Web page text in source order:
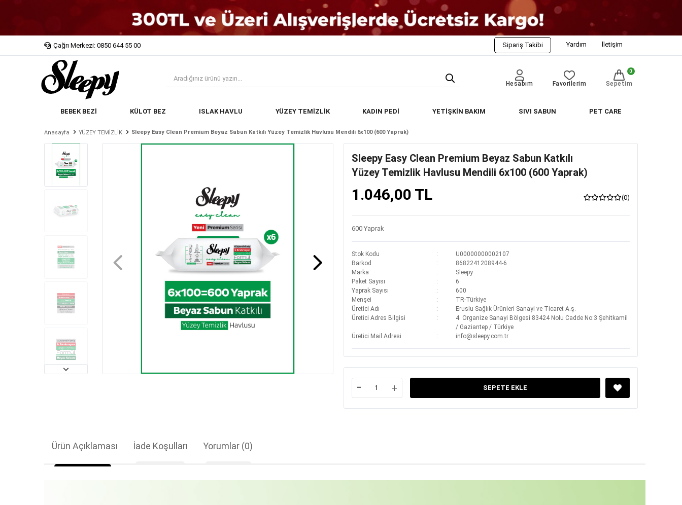
Çağrı Merkezi: 0850 644 55 00 Sipariş Takibi Yardım İletişim
Hesabım Favorilerim Sepetim
0
BEBEK BEZİ KÜLOT BEZ ISLAK HAVLU YÜZEY TEMİZLİK KADIN PEDİ YETİŞKİN BAKIM SIVI SABUN PET CARE
Anasayfa YÜZEY TEMİZLİK Sleepy Easy Clean Premium Beyaz Sabun Katkılı Yüzey Temizlik Havlusu Mendili 6x100 (600 Yaprak)
Sleepy Easy Clean Premium Beyaz Sabun Katkılı
Yüzey Temizlik Havlusu Mendili 6x100 (600 Yaprak)
1.046,00 TL (0)
600 Yaprak
Stok Kodu
U00000000002107
Barkod
8682241208944-6
Marka
Sleepy
Paket Sayısı
6
Yaprak Sayısı
600
Menşei
TR-Türkiye
Üretici Adı
Eruslu Sağlık Ürünleri Sanayi ve Ticaret A.ş.
Üretici Adres Bilgisi
4. Organize Sanayi Bölgesi 83424 Nolu Cadde No:3 Şehitkamil
/ Gaziantep / Türkiye
Üretici Mail Adresi
info@sleepy.com.tr
- + SEPETE EKLE
Yorumlar (0)
Ürün Açıklaması İade Koşulları